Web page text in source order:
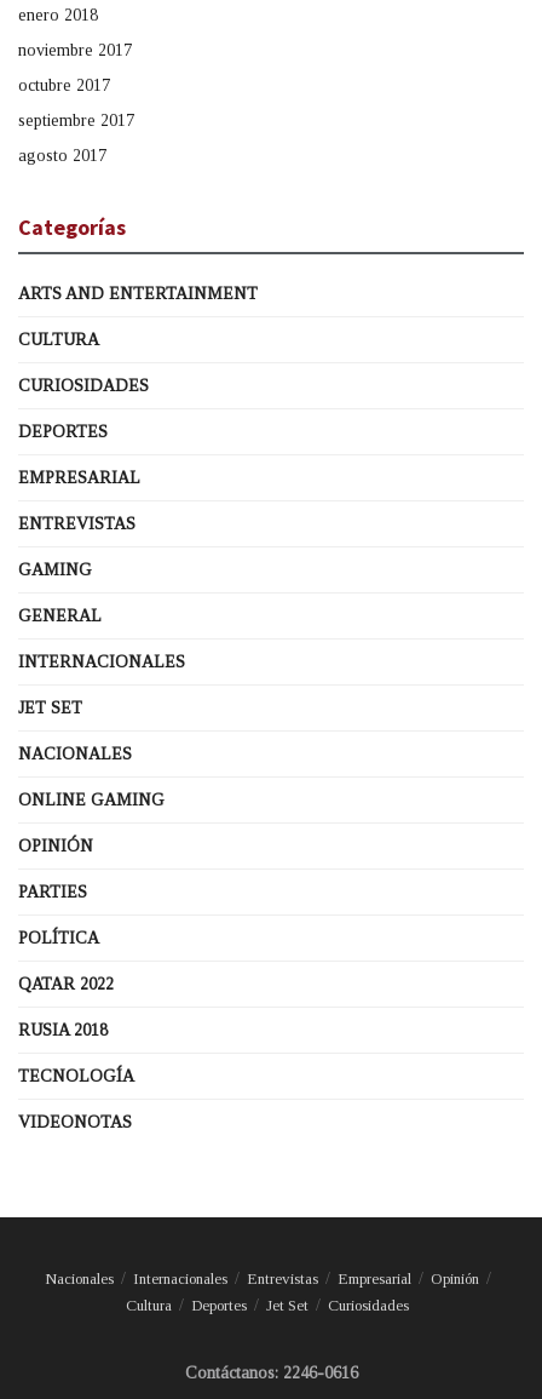
enero 2018
noviembre 2017
octubre 2017
septiembre 2017
agosto 2017
Categorías
ARTS AND ENTERTAINMENT
CULTURA
CURIOSIDADES
DEPORTES
EMPRESARIAL
ENTREVISTAS
GAMING
GENERAL
INTERNACIONALES
JET SET
NACIONALES
ONLINE GAMING
OPINIÓN
PARTIES
POLÍTICA
QATAR 2022
RUSIA 2018
TECNOLOGÍA
VIDEONOTAS
Nacionales Internacionales Entrevistas Empresarial
Opinión
Cultura
Deportes Jet Set Curiosidades
Contáctanos: 2246-0616